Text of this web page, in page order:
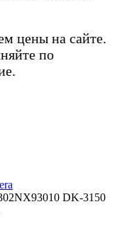
цены на сайте.
по
DK-3150